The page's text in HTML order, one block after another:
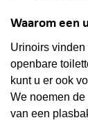
Waarom een
Urinoirs
openbare
kunt u er ook
We noemen
van een